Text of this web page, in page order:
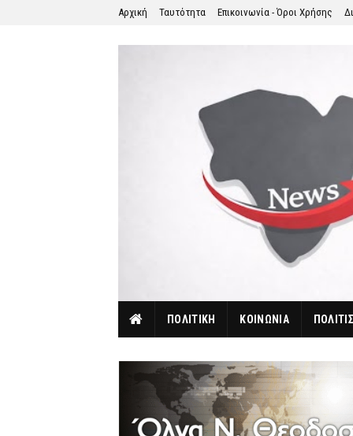
Αρχική Ταυτότητα Επικοινωνία - Όροι Χρήσης
ΠΟΛΙΤΙΚΗ ΚΟΙΝΩΝΙΑ